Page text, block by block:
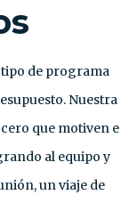
de programa
Nuestra
que motiven e
al equipo y
un viaje de